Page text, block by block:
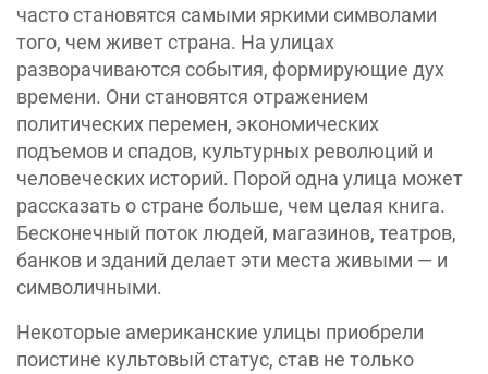
часто становятся самыми яркими символами
того, чем живет страна. На улицах
разворачиваются события, формирующие дух
времени. Они становятся отражением
политических перемен, экономических
подъемов и спадов, культурных революций и
человеческих историй. Порой одна улица может
рассказать о стране больше, чем целая книга.
Бесконечный поток людей, магазинов, театров,
банков и зданий делает эти места живыми — и
символичными.
Некоторые американские улицы приобрели
поистине культовый статус, став не только